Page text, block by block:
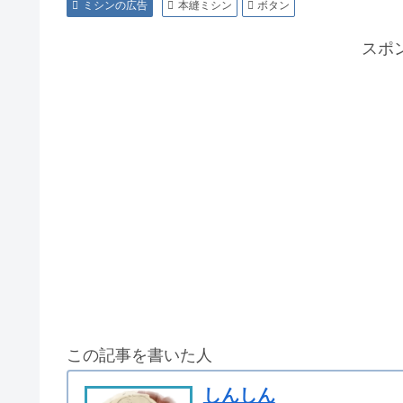
ミシンの広告 本縫ミシン ボタン
スポ
この記事を書いた人
しんしん